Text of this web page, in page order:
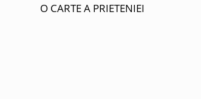
O CARTE A PRIETENIEI